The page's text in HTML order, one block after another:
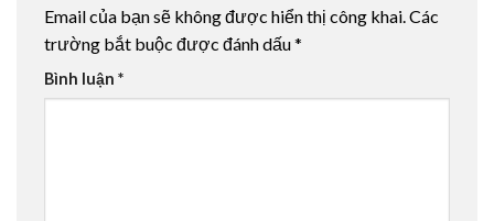
Email của bạn sẽ không được hiển thị công khai.Các
trường bắt buộc được đánh dấu*
Bình luận *